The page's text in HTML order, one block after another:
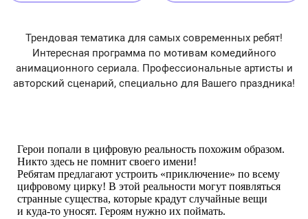
Трендовая тематика для самых современных ребят!
Интересная программа по мотивам комедийного
анимационного сериала. Профессиональные артисты и
авторский сценарий, специально для Вашего праздника!
Герои попали в цифровую реальность похожим образом.
Никто здесь не помнит своего имени!
Ребятам предлагают устроить «приключение» по всему
цифровому цирку! В этой реальности могут появляться
странные существа, которые крадут случайные вещи
и куда-то уносят. Героям нужно их поймать.